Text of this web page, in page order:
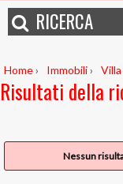
RICERCA
Home› Immobili›
Risultati della
Nessun